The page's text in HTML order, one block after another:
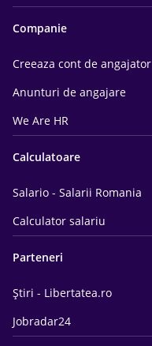
Companie
Creeaza cont de angajator
Anunturi de angajare
We Are HR
Calculatoare
Salario - Salarii Romania
Calculator salariu
Parteneri
Știri - Libertatea.ro
Jobradar24